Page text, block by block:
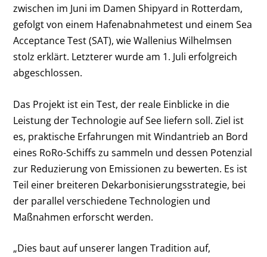
zwischen im Juni im Damen Shipyard in Rotterdam,
gefolgt von einem Hafenabnahmetest und einem Sea
Acceptance Test (SAT), wie Wallenius Wilhelmsen
stolz erklärt. Letzterer wurde am 1. Juli erfolgreich
abgeschlossen.
Das Projekt ist ein Test, der reale Einblicke in die
Leistung der Technologie auf See liefern soll. Ziel ist
es, praktische Erfahrungen mit Windantrieb an Bord
eines RoRo-Schiffs zu sammeln und dessen Potenzial
zur Reduzierung von Emissionen zu bewerten. Es ist
Teil einer breiteren Dekarbonisierungsstrategie, bei
der parallel verschiedene Technologien und
Maßnahmen erforscht werden.
„Dies baut auf unserer langen Tradition auf,